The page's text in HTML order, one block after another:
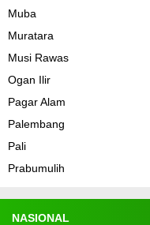
Muba
Muratara
Musi Rawas
Ogan Ilir
Pagar Alam
Palembang
Pali
Prabumulih
NASIONAL